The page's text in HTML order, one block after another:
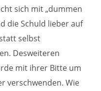
sich mit „dummen
die Schuld lieber auf
selbst
Desweiteren
mit ihrer Bitte um
verschwenden. Wie